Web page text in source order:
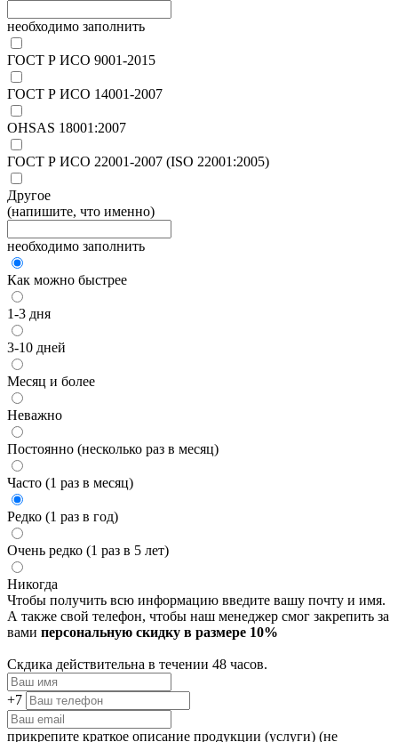
необходимо заполнить
ГОСТ Р ИСО 9001-2015
ГОСТ Р ИСО 14001-2007
OHSAS 18001:2007
ГОСТ Р ИСО 22001-2007 (ISO 22001:2005)
Другое
(напишите, что именно)
необходимо заполнить
Как можно быстрее
1-3 дня
3-10 дней
Месяц и более
Неважно
Постоянно (несколько раз в месяц)
Часто (1 раз в месяц)
Редко (1 раз в год)
Очень редко (1 раз в 5 лет)
Никогда
Чтобы получить всю информацию введите вашу почту и имя.
А также свой телефон, чтобы наш менеджер смог закрепить за
вами персональную скидку в размере 10%
Скдика действительна в течении 48 часов.
+7
прикрепите краткое описание продукции (услуги) (не